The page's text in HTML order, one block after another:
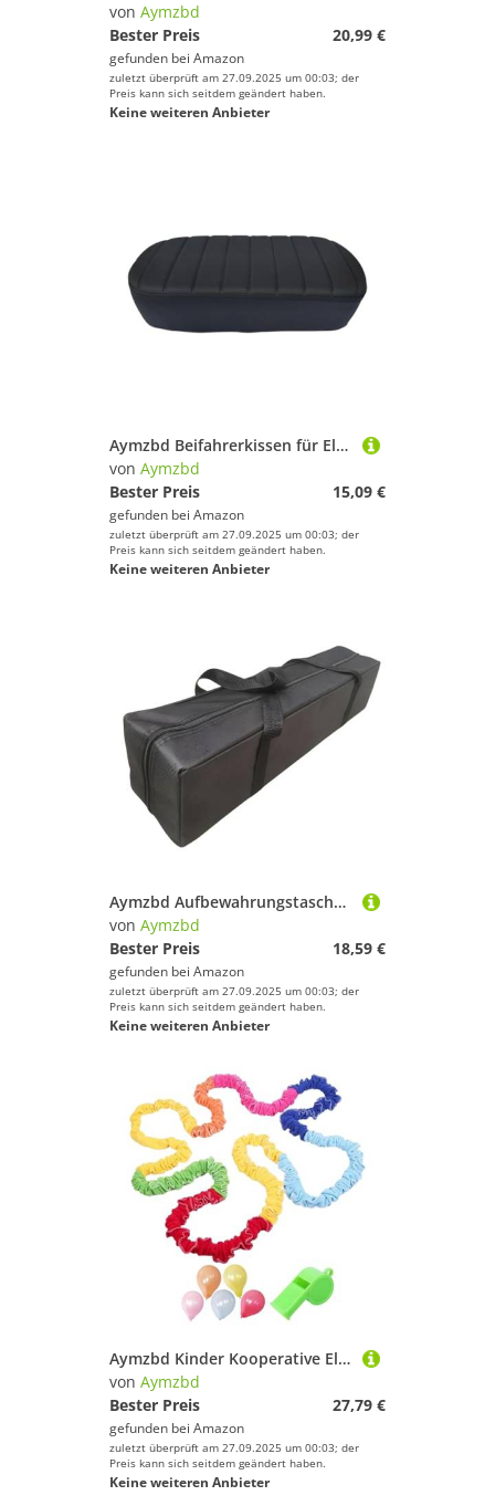
von Aymzbd
Bester Preis
20,99 €
gefunden bei Amazon
zuletzt überprüft am 27.09.2025 um 00:03; der
Preis kann sich seitdem geändert haben.
Keine weiteren Anbieter
Aymzbd Beifahrerkissen für Elektrofahrräder, Bemanntes Kissen, Praktisches, Komfortables Modifikationszubehör, Rücksitz, Wasserdicht, L
von Aymzbd
Bester Preis
15,09 €
gefunden bei Amazon
zuletzt überprüft am 27.09.2025 um 00:03; der
Preis kann sich seitdem geändert haben.
Keine weiteren Anbieter
Aymzbd Aufbewahrungstasche für Campingausrüstung, vielseitige, leichte Aufbewahrungstasche für Zelte, für Kissen, Baldachinstangen, Klappbett, 150 cm X 20 cm X 20
von Aymzbd
Bester Preis
18,59 €
gefunden bei Amazon
zuletzt überprüft am 27.09.2025 um 00:03; der
Preis kann sich seitdem geändert haben.
Keine weiteren Anbieter
Aymzbd Kinder Kooperative Elastische Wettbewerb Pädagogisches mit 5 Bälle Unterhaltung Spielzeug Seil, 400cm
von Aymzbd
Bester Preis
27,79 €
gefunden bei Amazon
zuletzt überprüft am 27.09.2025 um 00:03; der
Preis kann sich seitdem geändert haben.
Keine weiteren Anbieter